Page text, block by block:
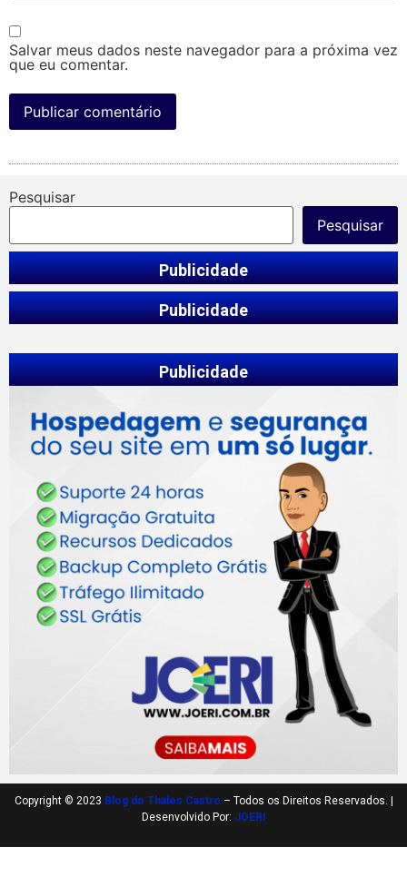
Salvar meus dados neste navegador para a próxima vez
que eu comentar.
Pesquisar
Pesquisar
Publicidade
Publicidade
Publicidade
Copyright © 2023 Blog do Thales Castro – Todos os Direitos Reservados. |
Desenvolvido Por: JOERI